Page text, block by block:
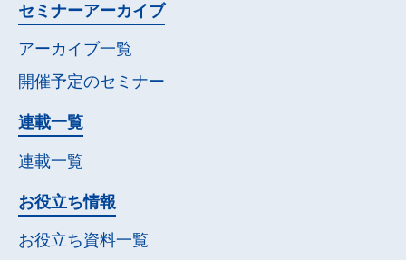
セミナーアーカイブ
アーカイブ一覧
開催予定のセミナー
連載一覧
連載一覧
お役立ち情報
お役立ち資料一覧